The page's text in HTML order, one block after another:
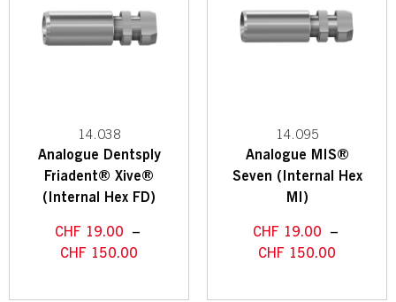
14.038
Analogue Dentsply
Friadent® Xive®
(Internal Hex FD)
CHF 19.00 –
CHF 150.00
14.095
Analogue MIS®
Seven (Internal Hex
MI)
CHF 19.00 –
CHF 150.00